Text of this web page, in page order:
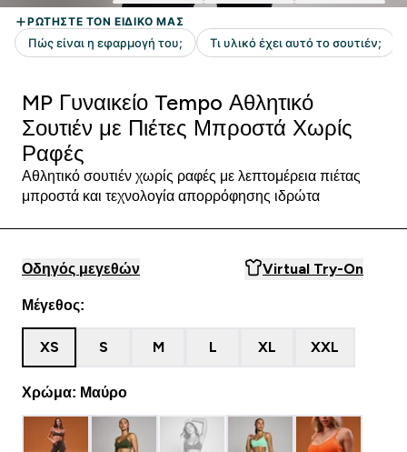
MP Γυναικείο Tempo Αθλητικό
Σουτιέν με Πιέτες Μπροστά Χωρίς
Ραφές
Αθλητικό σουτιέν χωρίς ραφές με λεπτομέρεια πιέτας
μπροστά και τεχνολογία απορρόφησης ιδρώτα
Οδηγός μεγεθών Virtual Try-On
Μέγεθος:
XS S M L XL XXL
Χρώμα: Μαύρο